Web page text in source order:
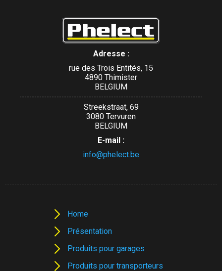
Adresse :
rue des Trois Entités, 15
4890 Thimister
BELGIUM
Streekstraat, 69
3080 Tervuren
BELGIUM
E-mail :
info@phelect.be
Home
Présentation
Produits pour garages
Produits pour transporteurs